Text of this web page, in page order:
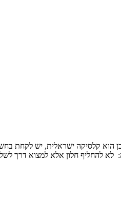
הוא קלסיקה ישראלית, יש לקחת
לא להחליף חלון אלא למצוא דרך